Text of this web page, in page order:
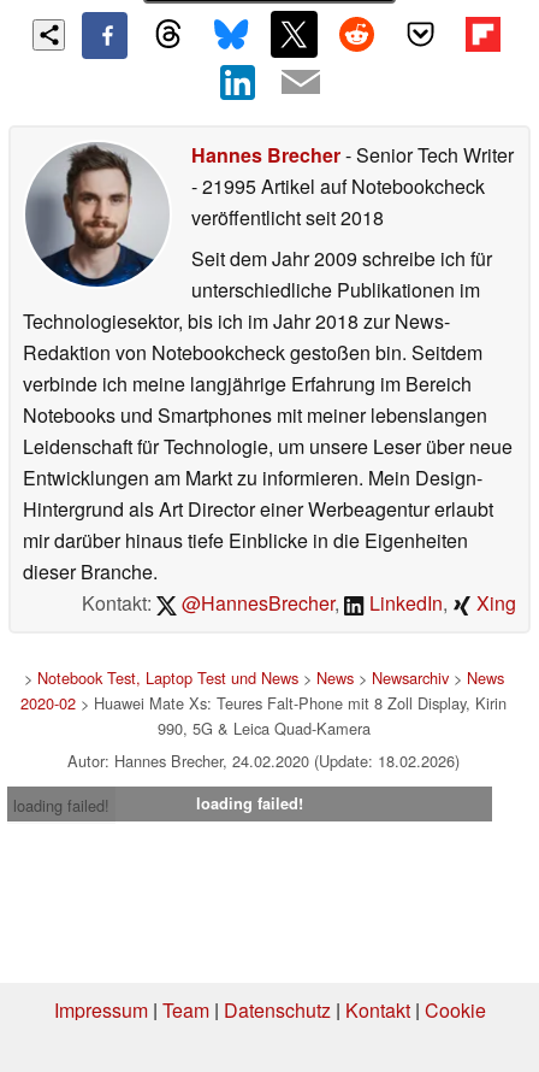
Hannes Brecher- Senior Tech Writer
- 21995 Artikel auf Notebookcheck
veröffentlichtseit 2018
Seit dem Jahr 2009 schreibe ich für
unterschiedliche Publikationen im
Technologiesektor, bis ich im Jahr 2018 zur News-
Redaktion von Notebookcheck gestoßen bin. Seitdem
verbinde ich meine langjährige Erfahrung im Bereich
Notebooks und Smartphones mit meiner lebenslangen
Leidenschaft für Technologie, um unsere Leser über neue
Entwicklungen am Markt zu informieren. Mein Design-
Hintergrund als Art Director einer Werbeagentur erlaubt
mir darüber hinaus tiefe Einblicke in die Eigenheiten
dieser Branche.
Kontakt:
@HannesBrecher, LinkedIn, Xing
> Notebook Test, Laptop Test und News> News> Newsarchiv> News
2020-02 > Huawei Mate Xs: Teures Falt-Phone mit 8 Zoll Display, Kirin
990, 5G & Leica Quad-Kamera
Autor: Hannes Brecher, 24.02.2020 (Update: 18.02.2026)
loading failed!
loading failed!
Impressum| Team| Datenschutz| Kontakt| Cookie